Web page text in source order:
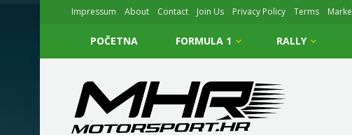
Impressum About Contact Join Us Privacy Policy Terms
POČETNA FORMULA 1 RALLY